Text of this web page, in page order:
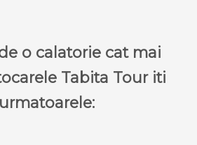
o calatorie cat mai
Tabita Tour iti